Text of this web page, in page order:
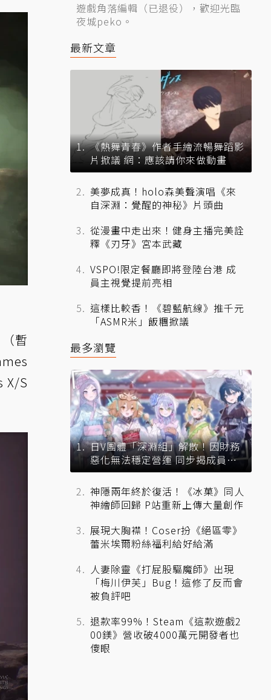
暫
X/S
遊戲角落編輯（已退役），歡迎光臨
夜城peko。
最新文章
《熱舞青春》作者手繪流暢舞蹈影
片掀議 網：應該請你來做動畫
美夢成真！holo森美聲演唱《來
自深淵：覺醒的神秘》片頭曲
從漫畫中走出來！健身主播完美詮
釋《刃牙》宮本武藏
VSPO!限定餐廳即將登陸台港 成
員主視覺提前亮相
這樣比較香！《碧藍航線》推千元
「ASMR米」飯糰掀議
最多瀏覽
日V團體「深淵組」解散！因財務
惡化無法穩定營運 同步揭成員未
來去向
神隱兩年終於復活！《冰菓》同人
神繪師回歸 P站重新上傳大量創作
展現大胸襟！Coser扮《絕區零》
蕾米埃爾粉絲福利給好給滿
人妻除靈《打屁股驅魔師》出現
「梅川伊芙」Bug！這修了反而會
被負評吧
退款率99%！Steam《這款遊戲2
00鎂》營收破4000萬元開發者也
傻眼